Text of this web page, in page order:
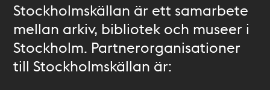
Stockholmskällan är ett samarbete
mellan arkiv, bibliotek och museer i
Stockholm. Partnerorganisationer
till Stockholmskällan är: